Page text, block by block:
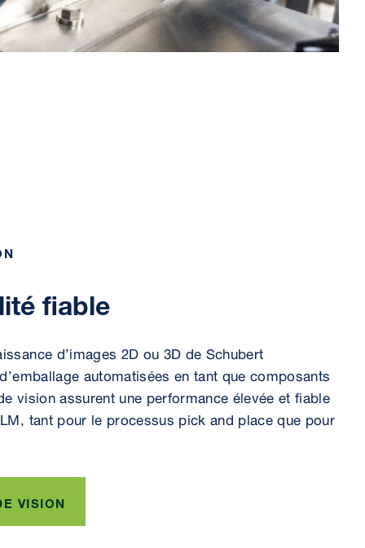
fiable
d’images 2D ou 3D de Schubert
automatisées en tant que composants
vision assurent une performance élevée et fiable
tant pour le processus pick and place que pour
VISION